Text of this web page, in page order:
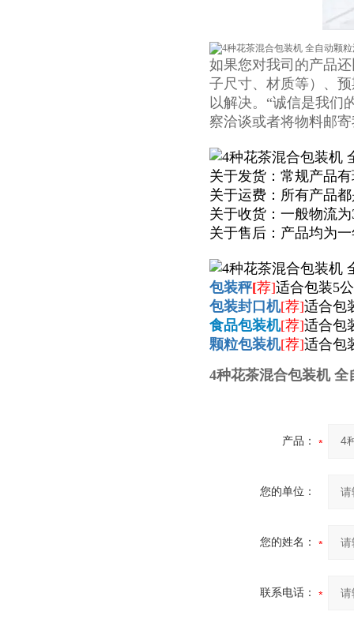
如果您对我司的产品
子尺寸、材质等）、
以解决。“诚信是我们
察洽谈或者将物料邮
关于发货：常规产品
关于运费：所有产品
关于收货：一般物流
关于售后：产品均为
包装秤[荐]适合包装5
包装封口机[荐]适合包
食品包装机[荐]适合包
颗粒包装机[荐]适合包
4种花茶混合包装机 全
产品：
您的单位：
您的姓名：
联系电话：